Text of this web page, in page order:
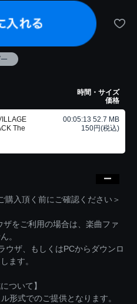
時間・サイズ
価格
The
00:05:13 52.7 MB
150円(税込)
入頂く前にご確認ください＞
をご利用の場合は、楽曲ファ
。
ウザ、もしくはPCからダウンロ
ます。
ついて】
形式でのご提供となります。